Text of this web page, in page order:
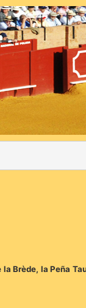
Brède, la Peña